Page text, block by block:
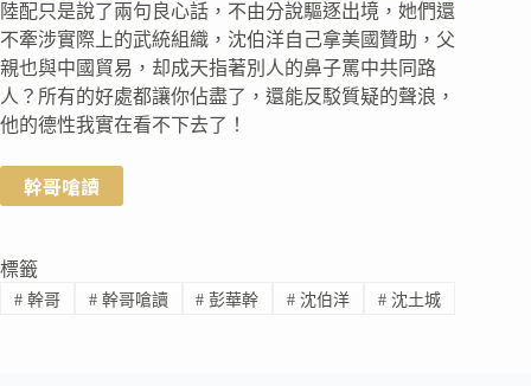
陸配只是說了兩句良心話，不由分說驅逐出境，她們還
不牽涉實際上的武統組織，沈伯洋自己拿美國贊助，父
親也與中國貿易，却成天指著別人的鼻子罵中共同路
人？所有的好處都讓你佔盡了，還能反駁質疑的聲浪，
他的德性我實在看不下去了！
幹哥嗆讀
標籤
#幹哥 #幹哥嗆讀 # 彭華幹 # 沈伯洋 # 沈土城